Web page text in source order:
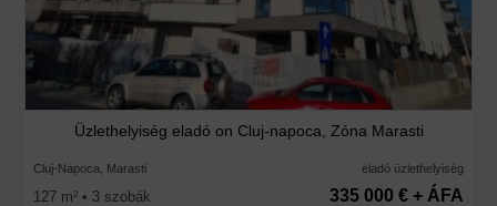
Üzlethelyiség eladó on Cluj-napoca, Zóna Marasti
Cluj-Napoca, Marasti eladó üzlethelyiség
127 m2 • 3 szobák 335 000 € + ÁFA